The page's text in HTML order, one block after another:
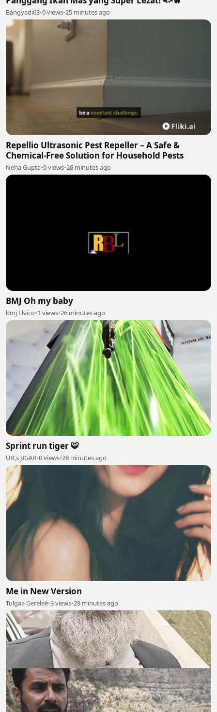
Bangyadi63•0 views•25 minutes ago
Repellio Ultrasonic Pest Repeller – A Safe &
Chemical-Free Solution for Household Pests
Neha Gupta•0 views•26 minutes ago
BMJ Oh my baby
bmj Elvico•1 views•26 minutes ago
Sprint run tiger 🐯
UR,s JIGAR•0 views•28 minutes ago
Me in New Version
Tulgaa Gerelee•3 views•28 minutes ago